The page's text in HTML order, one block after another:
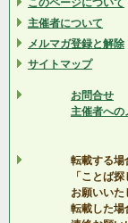
このページについて
主催者について
メルマガ登録と解除
サイトマップ
お問合せ
主催者への
転載する場
「ことば
お願いいた
転載した場